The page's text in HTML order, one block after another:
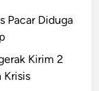
Pacar Diduga
Kirim 2
Krisis